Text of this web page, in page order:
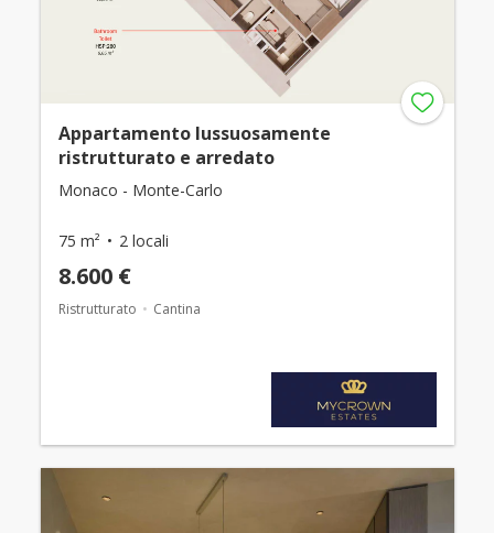
Appartamento lussuosamente
ristrutturato e arredato
Monaco - Monte-Carlo
75 m² 2 locali
8.600 €
Ristrutturato Cantina